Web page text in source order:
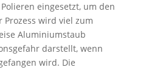
eingesetzt, um den
Prozess wird viel zum
Aluminiumstaub
darstellt, wenn
wird. Die